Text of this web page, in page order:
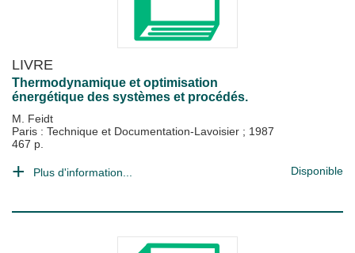
LIVRE
Thermodynamique et optimisation
énergétique des systèmes et procédés.
M. Feidt
Paris : Technique et Documentation-Lavoisier ; 1987
467 p.
Plus d'information... Disponible